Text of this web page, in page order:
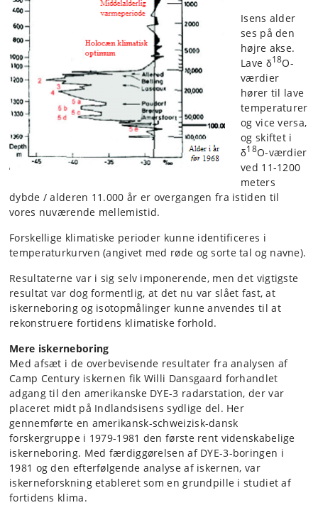
Isens alder
ses på den
højre akse.
Lave δ18O-
værdier
hører til lave
temperaturer
og vice versa,
og skiftet i
δ18O-værdier
ved 11-1200
meters
dybde / alderen 11.000 år er overgangen fra istiden til
vores nuværende mellemistid.
Forskellige klimatiske perioder kunne identificeres i
temperaturkurven (angivet med røde og sorte tal og navne).
Resultaterne var i sig selv imponerende, men det vigtigste
resultat var dog formentlig, at det nu var slået fast, at
iskerneboring og isotopmålinger kunne anvendes til at
rekonstruere fortidens klimatiske forhold.
Mere iskerneboring
Med afsæt i de overbevisende resultater fra analysen af
Camp Century iskernen fik Willi Dansgaard forhandlet
adgang til den amerikanske DYE-3 radarstation, der var
placeret midt på Indlandsisens sydlige del. Her
gennemførte en amerikansk-schweizisk-dansk
forskergruppe i 1979-1981 den første rent videnskabelige
iskerneboring. Med færdiggørelsen af DYE-3-boringen i
1981 og den efterfølgende analyse af iskernen, var
iskerneforskning etableret som en grundpille i studiet af
fortidens klima.